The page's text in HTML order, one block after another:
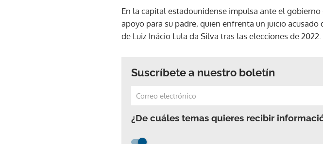
En la capital estadounidense impulsa ante el
apoyo para su padre, quien enfrenta un juicio
de Luiz Inácio Lula da Silva tras las elecciones de 2022.
Suscríbete a nuestro boletín
¿De cuáles temas quieres recibir